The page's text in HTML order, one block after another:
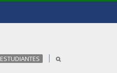
ESTUDIANTES